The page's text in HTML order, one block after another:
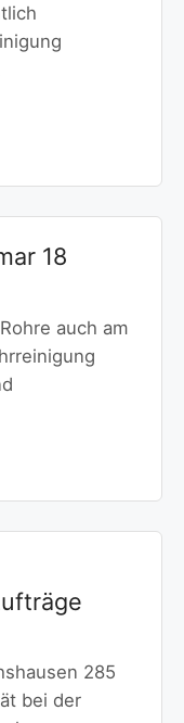
18
auch am
285
bei der